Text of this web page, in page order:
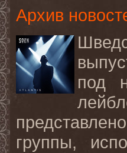
Архив
под
группы,